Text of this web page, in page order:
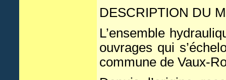
DESCRIPTION DU
L’ensemble
ouvrages qui
commune de Vaux-